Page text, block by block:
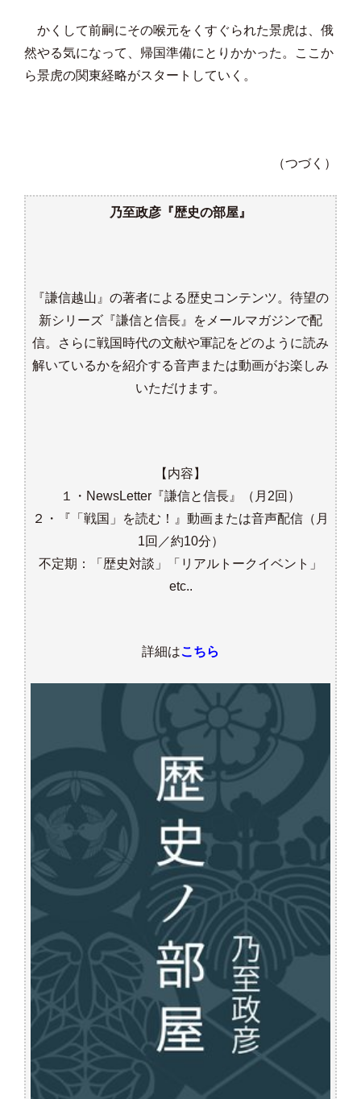
かくして前嗣にその喉元をくすぐられた景虎は、俄
然やる気になって、帰国準備にとりかかった。ここか
ら景虎の関東経略がスタートしていく。
（つづく）
乃至政彦『歴史の部屋』
『謙信越山』の著者による歴史コンテンツ。待望の
新シリーズ『謙信と信長』をメールマガジンで配
信。さらに戦国時代の文献や軍記をどのように読み
解いているかを紹介する音声または動画がお楽しみ
いただけます。
【内容】
１・NewsLetter『謙信と信長』（月2回）
２・『「戦国」を読む！』動画または音声配信（月
1回／約10分）
不定期：「歴史対談」「リアルトークイベント」
etc..
詳細はこちら